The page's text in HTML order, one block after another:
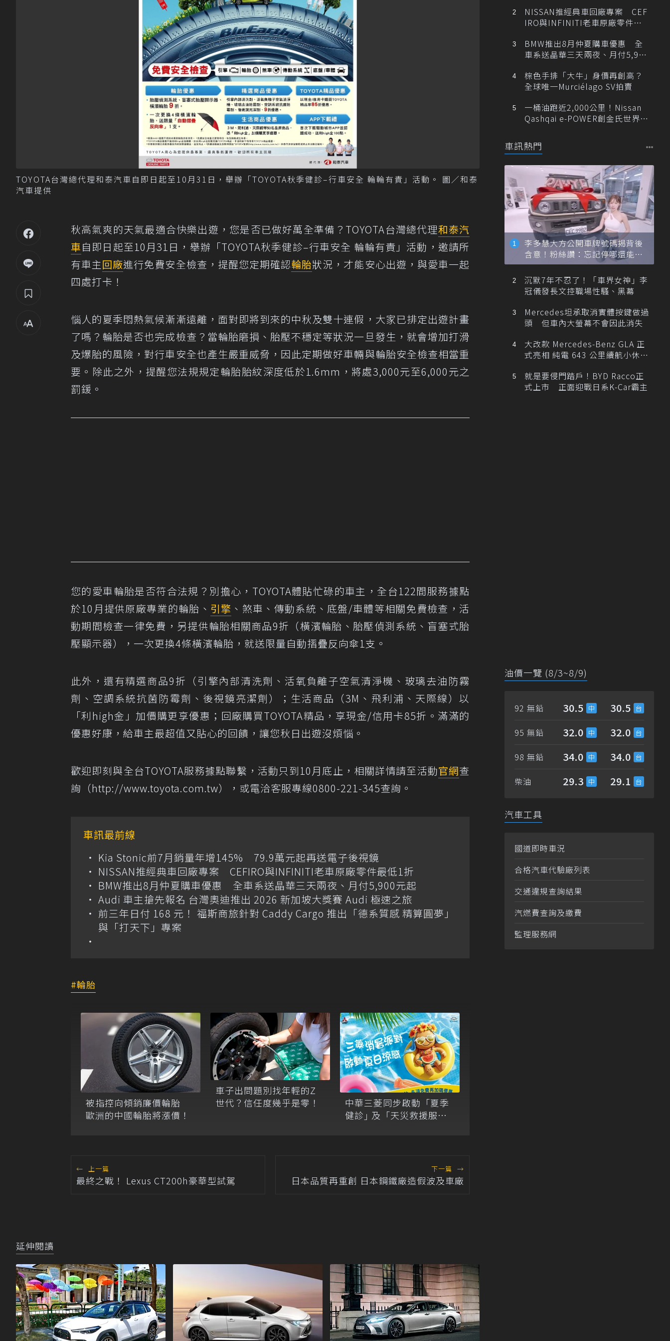
TOYOTA台灣總代理和泰汽車自即日起至10月31日，舉辦「TOYOTA秋季健診–行車安全 輪輪有責」活動。 圖／和泰
汽車提供
秋高氣爽的天氣最適合快樂出遊，您是否已做好萬全準備？TOYOTA台灣總代理和泰汽
車自即日起至10月31日，舉辦「TOYOTA秋季健診–行車安全 輪輪有責」活動，邀請所
有車主回廠進行免費安全檢查，提醒您定期確認輪胎狀況，才能安心出遊，與愛車一起
四處打卡！
惱人的夏季悶熱氣候漸漸遠離，面對即將到來的中秋及雙十連假，大家已排定出遊計畫
了嗎？輪胎是否也完成檢查？當輪胎磨損、胎壓不穩定等狀況一旦發生，就會增加打滑
及爆胎的風險，對行車安全也產生嚴重威脅，因此定期做好車輛與輪胎安全檢查相當重
要。除此之外，提醒您法規規定輪胎胎紋深度低於1.6mm，將處3,000元至6,000元之
罰鍰。
您的愛車輪胎是否符合法規？別擔心，TOYOTA體貼忙碌的車主，全台122間服務據點
於10月提供原廠專業的輪胎、 引擎 、煞車、傳動系統、底盤/車體等相關免費檢查，活
動期間檢查一律免費，另提供輪胎相關商品9折（橫濱輪胎、胎壓偵測系統、盲塞式胎
壓顯示器），一次更換4條橫濱輪胎，就送限量自動摺疊反向傘1支。
此外，還有精選商品9折（引擎內部清洗劑、活氧負離子空氣清淨機、玻璃去油防霧
劑、空調系統抗菌防霉劑、後視鏡亮潔劑）；生活商品（3M、飛利浦、天際線）以
「利high金」加價購更享優惠；回廠購買TOYOTA精品，享現金/信用卡85折。滿滿的
優惠好康，給車主最超值又貼心的回饋，讓您秋日出遊沒煩惱。
歡迎即刻與全台TOYOTA服務據點聯繫，活動只到10月底止，相關詳情請至活動官網查
詢（http://www.toyota.com.tw），或電洽客服專線0800-221-345查詢。
車訊最前線
Kia Stonic前7月銷量年增145% 79.9萬元起再送電子後視鏡
NISSAN推經典車回廠專案 CEFIRO與INFINITI老車原廠零件最低1折
BMW推出8月仲夏購車優惠 全車系送晶華三天兩夜、月付5,900元起
Audi 車主搶先報名 台灣奧迪推出 2026 新加坡大獎賽 Audi 極速之旅
前三年日付 168 元！ 福斯商旅針對 Caddy Cargo 推出「德系質感 精算圓夢」
與「打天下」專案
輪胎
被指控向傾銷廉價輪胎
歐洲的中國輪胎將漲價！
車子出問題別找年輕的Z
世代？信任度幾乎是零！
中華三菱同步啟動「夏季
健診｣ 及「天災救援服務｣
← 上一篇
最終之戰！ Lexus CT200h豪華型試駕
下一篇 →
日本品質再重創 日本鋼鐵廠造假波及車廠
延伸閱讀
NISSAN推經典車回廠專案 CEF
IRO與INFINITI老車原廠零件最
BMW推出8月仲夏購車優惠 全
車系送晶華三天兩夜、月付5,900
棕色手排「大牛」身價再創高？
全球唯一Murciélago SV拍賣
一桶油跑近2,000公里！Nissan
Qashqai e-POWER創金氏世界紀
車訊熱門
李多慧大方公開車牌號碼揭背後
含意！粉絲讚：忘記停哪還能幫
忙找車
沉默7年不忍了！「車界女神」李
冠儀發長文控職場性騷、黑幕
Mercedes坦承取消實體按鍵做過
頭 但車內大螢幕不會因此消失
大改款 Mercedes-Benz GLA 正
式亮相 純電 643 公里續航小休
就是要侵門踏戶！BYD Racco正
式上市 正面迎戰日系K-Car霸主
油價一覽 (8/3~8/9)
92 無鉛 30.5 30.5
95 無鉛 32.0 32.0
98 無鉛 34.0 34.0
柴油 29.3 29.1
汽車工具
國道即時車況
合格汽車代驗廠列表
交通違規查詢結果
汽燃費查詢及繳費
監理服務網